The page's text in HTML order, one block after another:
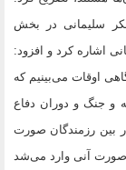
سلیمانی در بخش
اشاره کرد و افزود:
اوقات می‌بینیم که
و جنگ و دوران دفاع
بین رزمندگان صورت
صورت آنی وارد می‌شد